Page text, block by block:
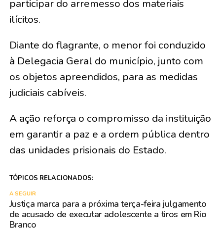
participar do arremesso dos materiais
ilícitos.
Diante do flagrante, o menor foi conduzido
à Delegacia Geral do município, junto com
os objetos apreendidos, para as medidas
judiciais cabíveis.
A ação reforça o compromisso da instituição
em garantir a paz e a ordem pública dentro
das unidades prisionais do Estado.
TÓPICOS RELACIONADOS:
A SEGUIR
Justiça marca para a próxima terça-feira julgamento
de acusado de executar adolescente a tiros em Rio
Branco